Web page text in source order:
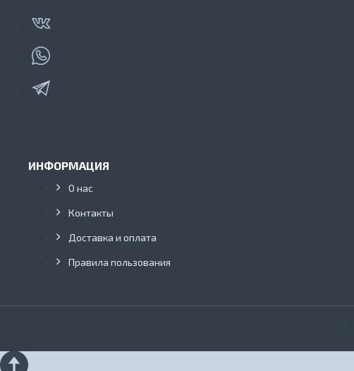
ИНФОРМАЦИЯ
О нас
Контакты
Доставка и оплата
Правила пользования